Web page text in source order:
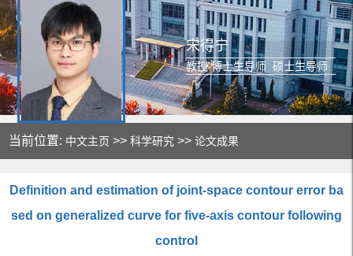
宋得宁
教授 博士生导师 硕士生导师
当前位置: 中文主页 >>科学研究 >>论文成果
Definition and estimation of joint-space contour error ba
sed on generalized curve for five-axis contour following
control